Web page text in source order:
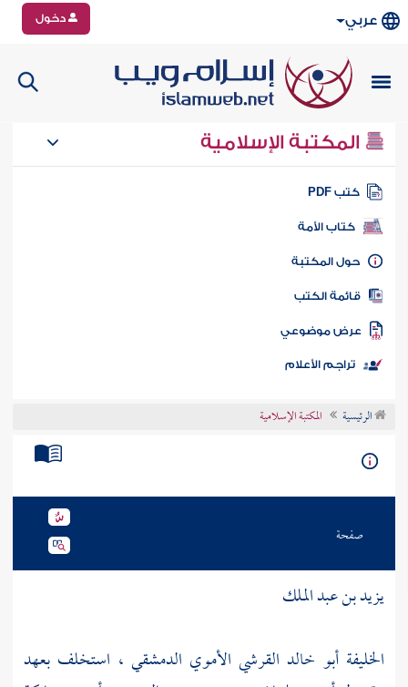
عربي دخول
المكتبة الإسلامية
كتب PDF
كتاب الأمة
المكتبة
الكتب
موضوعي
تراجم الأعلام
الرئيسية المكتبة الإسلامية
صفحة
يزيد بن عبد الملك
الخليفة أبو خالد القرشي الأموي الدمشقي ، استخلف بعهد